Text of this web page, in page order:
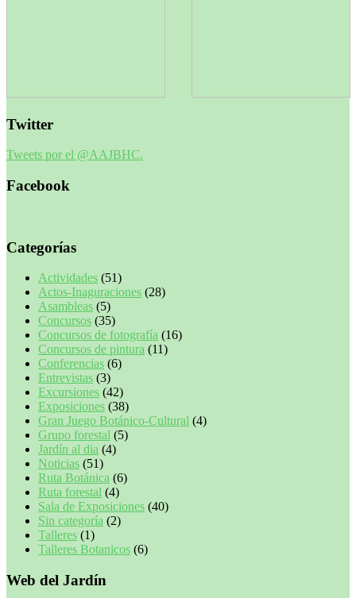
Twitter
Tweets por el @AAJBHC.
Facebook
Categorías
Actividades (51)
Actos-Inaguraciones (28)
Asambleas (5)
Concursos (35)
Concursos de fotografía (16)
Concursos de pintura (11)
Conferencias (6)
Entrevistas (3)
Excursiones (42)
Exposiciones (38)
Gran Juego Botánico-Cultural (4)
Grupo forestal (5)
Jardín al dia (4)
Noticias (51)
Ruta Botánica (6)
Ruta forestal (4)
Sala de Exposiciones (40)
Sin categoría (2)
Talleres (1)
Talleres Botanicos (6)
Web del Jardín